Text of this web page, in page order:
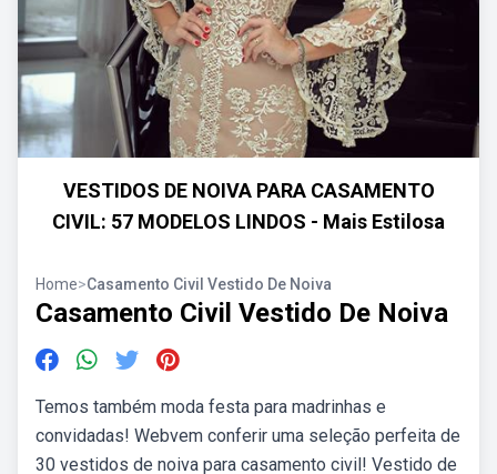
VESTIDOS DE NOIVA PARA CASAMENTO
CIVIL: 57 MODELOS LINDOS - Mais Estilosa
Home>Casamento Civil Vestido De Noiva
Casamento Civil Vestido De Noiva
Temos também moda festa para madrinhas e
convidadas! Webvem conferir uma seleção perfeita de
30 vestidos de noiva para casamento civil! Vestido de